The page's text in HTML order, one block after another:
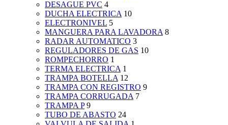
DESAGUE PVC 4
DUCHA ELECTRICA 10
ELECTRONIVEL 5
MANGUERA PARA LAVADORA 8
RADAR AUTOMATICO 3
REGULADORES DE GAS 10
ROMPECHORRO 1
TERMA ELECTRICA 1
TRAMPA BOTELLA 12
TRAMPA CON REGISTRO 9
TRAMPA CORRUGADA 7
TRAMPA P 9
TUBO DE ABASTO 24